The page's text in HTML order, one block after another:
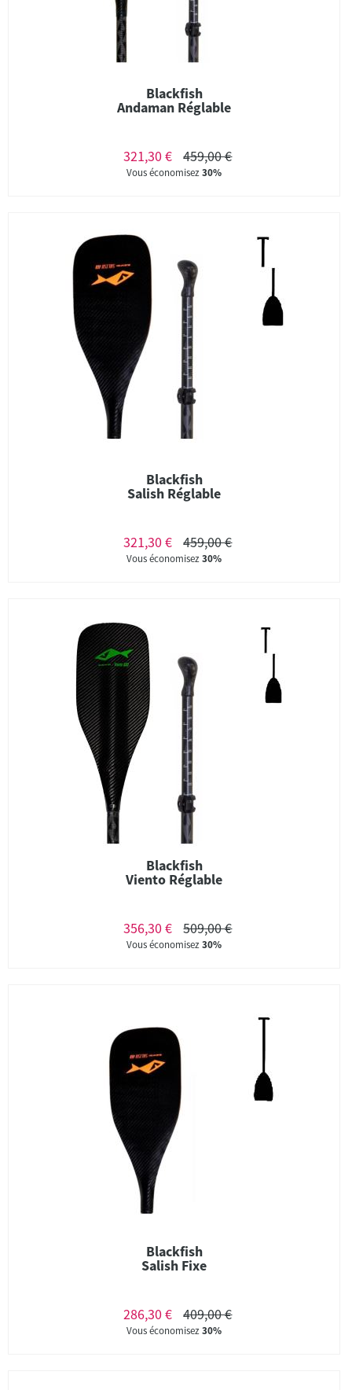
Blackfish
Andaman Réglable
321,30 € 459,00 €
Vous économisez30%
Blackfish
Salish Réglable
321,30 € 459,00 €
Vous économisez30%
Blackfish
Viento Réglable
356,30 € 509,00 €
Vous économisez30%
Blackfish
Salish Fixe
286,30 € 409,00 €
Vous économisez30%